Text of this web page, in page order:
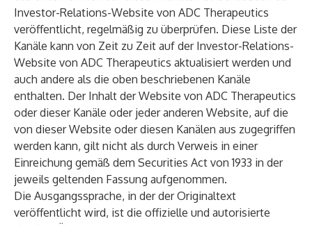
Investor-Relations-Website von ADC Therapeutics
veröffentlicht, regelmäßig zu überprüfen. Diese Liste der
Kanäle kann von Zeit zu Zeit auf der Investor-Relations-
Website von ADC Therapeutics aktualisiert werden und
auch andere als die oben beschriebenen Kanäle
enthalten. Der Inhalt der Website von ADC Therapeutics
oder dieser Kanäle oder jeder anderen Website, auf die
von dieser Website oder diesen Kanälen aus zugegriffen
werden kann, gilt nicht als durch Verweis in einer
Einreichung gemäß dem Securities Act von 1933 in der
jeweils geltenden Fassung aufgenommen.
Die Ausgangssprache, in der der Originaltext
veröffentlicht wird, ist die offizielle und autorisierte